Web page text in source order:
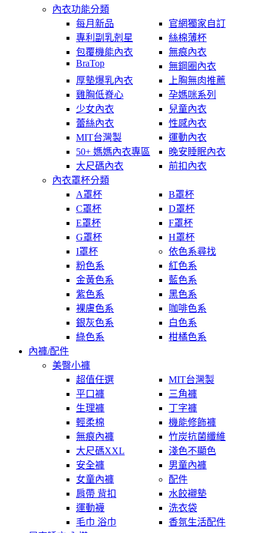
內衣功能分類
每月新品
官網獨家自訂
專利副乳剋星
絲棉薄杯
包覆機能內衣
無痕內衣
BraTop
無鋼圈內衣
厚墊爆乳內衣
上胸無肉推薦
雞胸低脊心
孕媽咪系列
少女內衣
兒童內衣
蕾絲內衣
性感內衣
MIT台灣製
運動內衣
50+ 媽媽內衣專區
晚安睡眠內衣
大尺碼內衣
前扣內衣
內衣罩杯分類
A罩杯
B罩杯
C罩杯
D罩杯
E罩杯
F罩杯
G罩杯
H罩杯
I罩杯
依色系尋找
粉色系
紅色系
金黃色系
藍色系
紫色系
黑色系
裸膚色系
咖啡色系
銀灰色系
白色系
綠色系
柑橘色系
內褲/配件
美臀小褲
超值任選
MIT台灣製
平口褲
三角褲
生理褲
丁字褲
輕柔棉
機能修飾褲
無痕內褲
竹炭抗菌纖維
大尺碼XXL
淺色不顯色
安全褲
男童內褲
女童內褲
配件
肩帶 背扣
水餃襯墊
運動襪
洗衣袋
毛巾 浴巾
香氛生活配件